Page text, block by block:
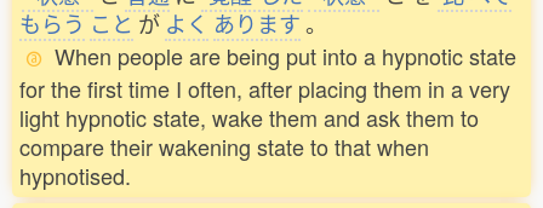
もらう こと が よく あります。
When people are being put into a hypnotic state
for the first time I often, after placing them in a very
light hypnotic state, wake them and ask them to
compare their wakening state to that when
hypnotised.